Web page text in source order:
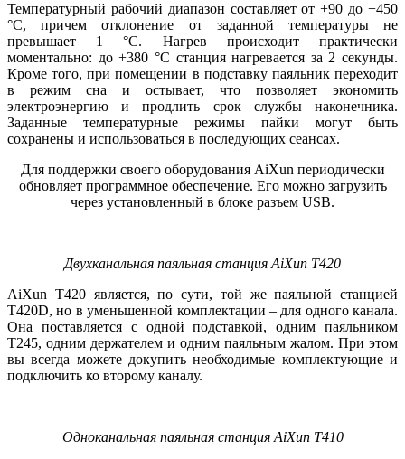
Температурный рабочий диапазон составляет от +90 до +450
°C, причем отклонение от заданной температуры не
превышает 1 °C. Нагрев происходит практически
моментально: до +380 °C станция нагревается за 2 секунды.
Кроме то­го, при помещении в подставку паяльник переходит
в режим сна и остывает, что позволяет экономить
электроэнергию и продлить срок службы наконечника.
Заданные температурные режимы пайки могут быть
сохранены и использоваться в последующих сеансах.
Для поддержки своего оборудования AiXun периодически
обновляет программное обеспечение. Его можно загрузить
через установленный в блоке разъем USB.
Двухканальная паяльная станция AiXun T420
AiXun T420 является, по су­ти, той же паяльной станцией
T420D, но в уменьшенной комплектации – для одного канала.
Она поставляется с одной подставкой, одним паяльником
T245, одним держателем и одним паяльным жалом. При этом
вы всегда можете докупить необходимые комплектующие и
подключить ко второму каналу.
Одноканальная паяльная станция AiXun T410